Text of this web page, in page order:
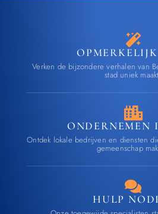
Verken de bijzondere verhalen van
stad uniek
ONDERNEMEN
Ontdek lokale bedrijven en diensten
gemeenschap
HULP